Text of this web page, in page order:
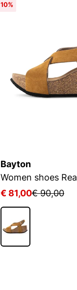
10%
Bayton
Women shoes Rea
€ 81,00€ 90,00